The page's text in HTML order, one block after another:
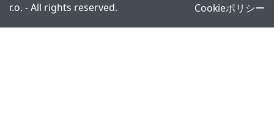
r.o. - All rights reserved.
Cookieポリシー